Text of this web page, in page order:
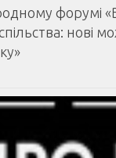
форумі
нові